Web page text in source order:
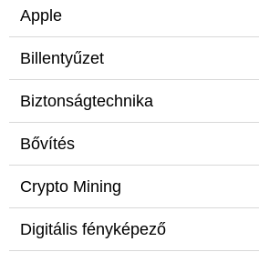
Apple
Billentyűzet
Biztonságtechnika
Bővítés
Crypto Mining
Digitális fényképező